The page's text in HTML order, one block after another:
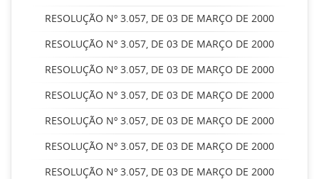
RESOLUÇÃO Nº 3.057, DE 03 DE MARÇO DE 2000
RESOLUÇÃO Nº 3.057, DE 03 DE MARÇO DE 2000
RESOLUÇÃO Nº 3.057, DE 03 DE MARÇO DE 2000
RESOLUÇÃO Nº 3.057, DE 03 DE MARÇO DE 2000
RESOLUÇÃO Nº 3.057, DE 03 DE MARÇO DE 2000
RESOLUÇÃO Nº 3.057, DE 03 DE MARÇO DE 2000
RESOLUÇÃO Nº 3.057, DE 03 DE MARÇO DE 2000